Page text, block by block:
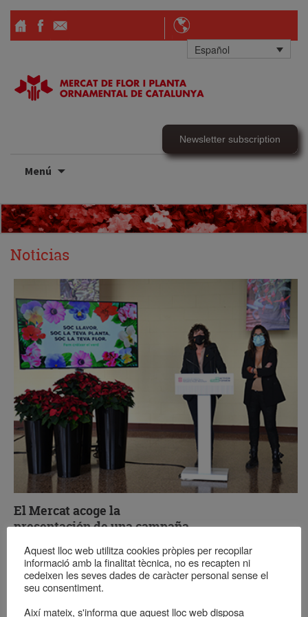
Español
Newsletter subscription
Menú
Noticias
El Mercat acoge la
presentación de una campaña
del consumo de flores y plantas
La consellera de Agricultura, teresa Jordà, ha presentado esta
mañana en el Mercat de Flor i Planta la campaña
el verd, pensada para aumentar el consumo de flor y planta
Aquest lloc web utilitza cookies pròpies per recopilar
informació amb la finalitat tècnica, no es recapten ni
cedeixen les seves dades de caràcter personal sense el
seu consentiment.
Així mateix, s'informa que aquest lloc web disposa